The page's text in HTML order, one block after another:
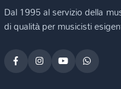
Dal 1995 al servizio della
di qualità per musicisti